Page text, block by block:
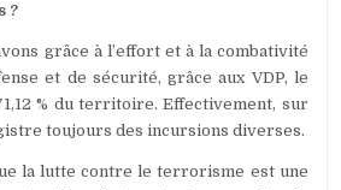
?
grâce à l’effort et à la combativité
et de sécurité, grâce aux VDP, le
% du territoire. Effectivement, sur
toujours des incursions diverses.
la lutte contre le terrorisme est une